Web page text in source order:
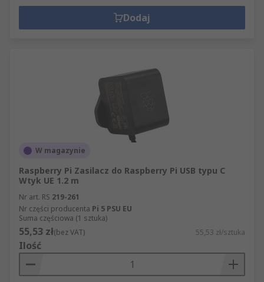
Dodaj
W magazynie
Raspberry Pi Zasilacz do Raspberry Pi USB typu C
Wtyk UE 1.2 m
Nr art. RS 219-261
Nr części producenta Pi 5 PSU EU
Suma częściowa (1 sztuka)
55,53 zł(bez VAT) 55,53 zł/sztuka
Ilość